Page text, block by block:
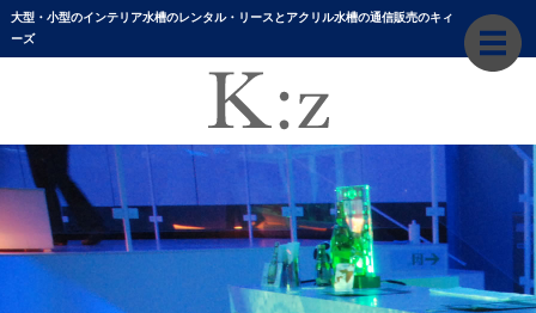
大型・小型のインテリア水槽のレンタル・リースとアクリル水槽の通信販売のキィ
ーズ